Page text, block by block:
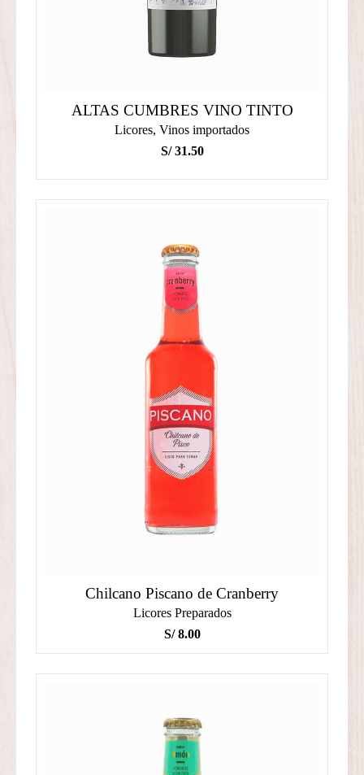
ALTAS CUMBRES VINO TINTO
Licores, Vinos importados
S/31.50
Chilcano Piscano de Cranberry
Licores Preparados
S/8.00